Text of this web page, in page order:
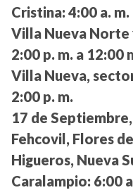
Cristina: 4:00 a. m.
Villa Nueva Norte
2:00 p. m. a 12:00
Villa Nueva,
2:00 p. m.
17 de
Fehcovil, Flores
Higueros, Nueva
Caralampio: 6:00